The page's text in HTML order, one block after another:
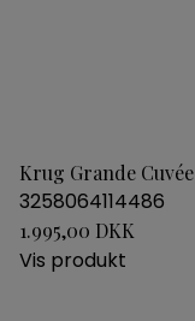
Krug Grande
3258064114486
1.995,00 DKK
Vis produkt